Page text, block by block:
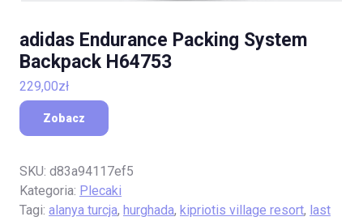
adidas Endurance Packing System
Backpack H64753
229,00zł
Zobacz
SKU: d83a94117ef5
Kategoria: Plecaki
Tagi: alanya turcja, hurghada, kipriotis village resort, last